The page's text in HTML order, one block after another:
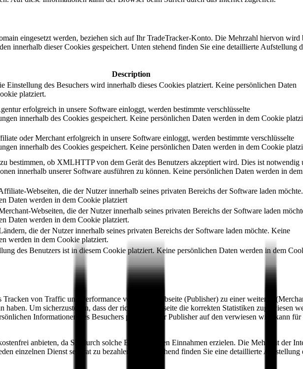
eingesetzt werden, beziehen sich auf Ihr TradeTracker-Konto. Die Mehrzahl hiervon
innerhalb dieser Cookies gespeichert. Unten stehend finden Sie eine detaillierte
Description
Einstellung des Besuchers wird innerhalb dieses Cookies platziert. Keine persönlichen Daten
platziert.
erfolgreich in unsere Software einloggt, werden bestimmte verschlüsselte
innerhalb des Cookies gespeichert. Keine persönlichen Daten werden in dem Cookie
oder Merchant erfolgreich in unsere Software einloggt, werden bestimmte verschlüsselte
innerhalb des Cookies gespeichert. Keine persönlichen Daten werden in dem Cookie
bestimmen, ob XMLHTTP von dem Gerät des Benutzers akzeptiert wird. Dies ist notwendig
innerhalb unserer Software ausführen zu können. Keine persönlichen Daten werden in dem
Webseiten, die der Nutzer innerhalb seines privaten Bereichs der Software laden möchte.
Daten werden in dem Cookie platziert
Webseiten, die der Nutzer innerhalb seines privaten Bereichs der Software laden
Daten werden in dem Cookie platziert.
die der Nutzer innerhalb seines privaten Bereichs der Software laden möchte. Keine
werden in dem Cookie platziert.
des Benutzers ist in diesem Cookie platziert. Keine persönlichen Daten werden in dem
Tracken von Traffic und Performance von einer Webseite (Publisher) zu einer weiteren
haben. Um sicherzustellen, dass der richtigen Webseite die korrekten Statistiken zugewiesen
Informationen des Besuchers platziert. Der Publisher auf den verwiesen wird kann
anbieten, da Sie durch solche Empfehlungen Einnahmen erzielen. Die Mehrheit der
einzelnen Dienst separat zu bezahlen. Unten stehend finden Sie eine detaillierte